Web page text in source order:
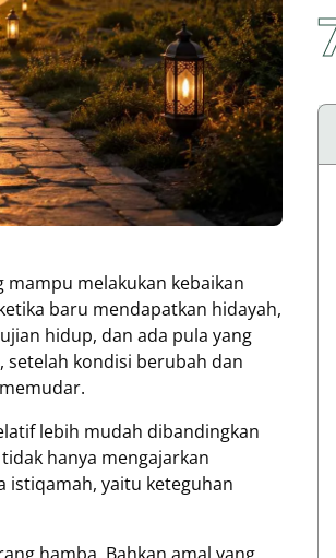
melakukan kebaikan
baru mendapatkan hidayah,
hidup, dan ada pula yang
setelah kondisi berubah dan
lebih mudah dibandingkan
hanya mengajarkan
istiqamah, yaitu keteguhan